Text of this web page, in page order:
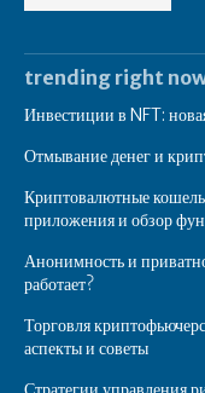
trending right
Инвестиции в NFT:
Отмывание денег и
Криптовалютные
приложения и обзор
Анонимность и
работает?
Торговля
аспекты и советы